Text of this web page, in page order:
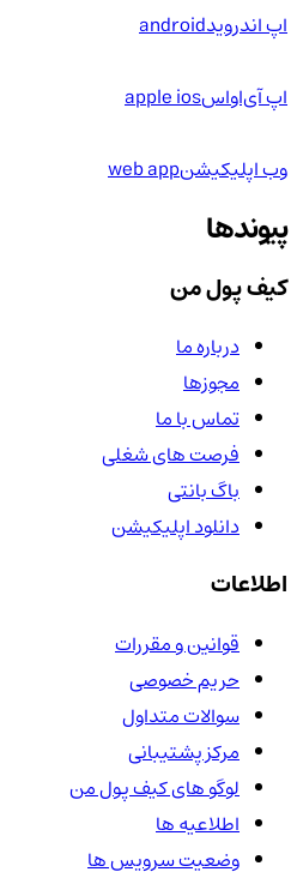
اپ اندرویدandroid
اپ آی‌او‌اسapple ios
وب اپلیکیشنweb app
پیوندها
کیف پول من
درباره ما
مجوزها
تماس با ما
فرصت های شغلی
باگ بانتی
دانلود اپلیکیشن
اطلاعات
قوانین و مقررات
حریم خصوصی
سوالات متداول
مرکز پشتیبانی
لوگو های کیف پول من
اطلاعیه ها
وضعیت سرویس ها